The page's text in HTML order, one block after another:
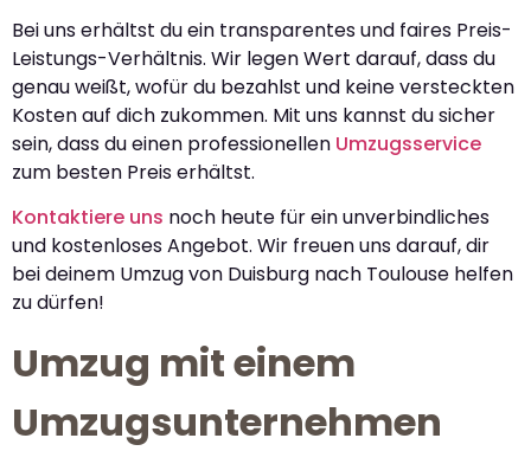
Bei uns erhältst du ein transparentes und faires Preis-
Leistungs-Verhältnis. Wir legen Wert darauf, dass du
genau weißt, wofür du bezahlst und keine versteckten
Kosten auf dich zukommen. Mit uns kannst du sicher
sein, dass du einen professionellen Umzugsservice
zum besten Preis erhältst.
Kontaktiere uns noch heute für ein unverbindliches
und kostenloses Angebot. Wir freuen uns darauf, dir
bei deinem Umzug von Duisburg nach Toulouse helfen
zu dürfen!
Umzug mit einem
Umzugsunternehmen